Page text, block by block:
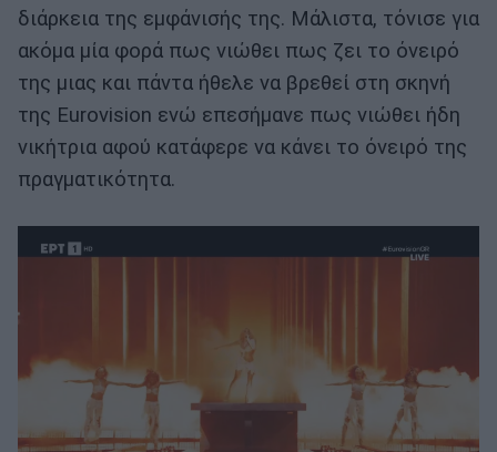
διάρκεια της εμφάνισής της. Μάλιστα, τόνισε για
ακόμα μία φορά πως νιώθει πως ζει το όνειρό
της μιας και πάντα ήθελε να βρεθεί στη σκηνή
της Eurovision ενώ επεσήμανε πως νιώθει ήδη
νικήτρια αφού κατάφερε να κάνει το όνειρό της
πραγματικότητα.